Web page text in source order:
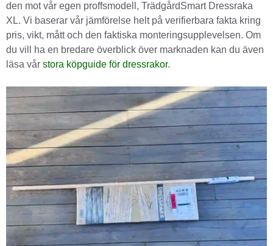
den mot vår egen proffsmodell, TrädgårdSmart Dressraka
XL. Vi baserar vår jämförelse helt på verifierbara fakta kring
pris, vikt, mått och den faktiska monteringsupplevelsen. Om
du vill ha en bredare överblick över marknaden kan du även
läsa vår stora köpguide för dressrakor.